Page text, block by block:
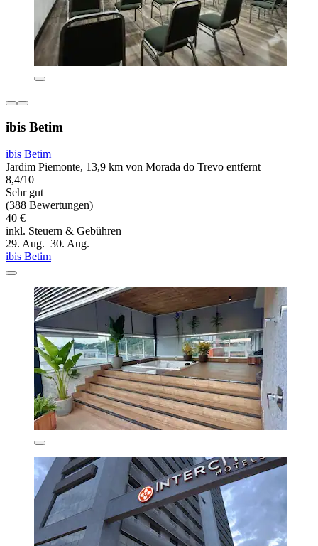
ibis Betim
ibis Betim
Jardim Piemonte, 13,9 km von Morada do Trevo entfernt
8,4/10
Sehr gut
(388 Bewertungen)
40 €
inkl. Steuern & Gebühren
29. Aug.–30. Aug.
ibis Betim